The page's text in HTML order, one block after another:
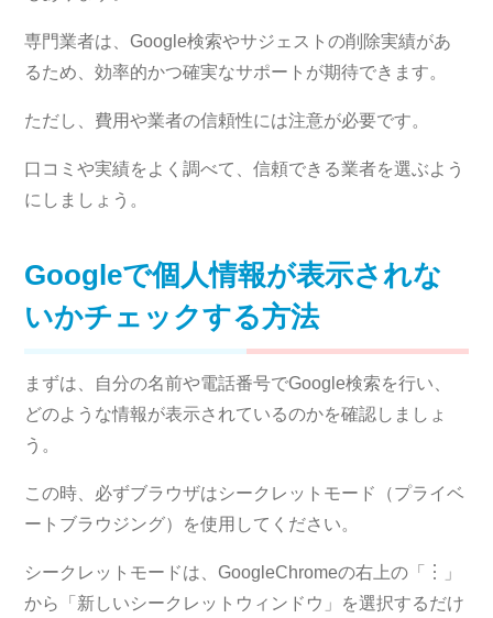
専門業者は、Google検索やサジェストの削除実績があ
るため、効率的かつ確実なサポートが期待できます。
ただし、費用や業者の信頼性には注意が必要です。
口コミや実績をよく調べて、信頼できる業者を選ぶよう
にしましょう。
Googleで個人情報が表示されな
いかチェックする方法
まずは、自分の名前や電話番号でGoogle検索を行い、
どのような情報が表示されているのかを確認しましょ
う。
この時、必ずブラウザはシークレットモード（プライベ
ートブラウジング）を使用してください。
シークレットモードは、GoogleChromeの右上の「︙」
から「新しいシークレットウィンドウ」を選択するだけ